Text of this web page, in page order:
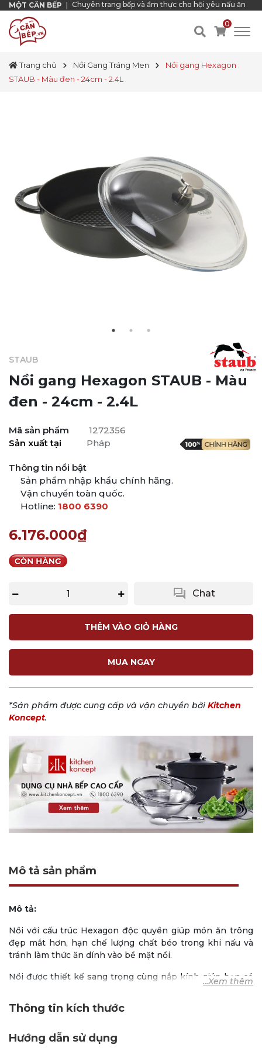
MỘT CĂN BẾP Chuyên trang bếp và ẩm thực cho hội yêu nấu ăn
0
Trang chủ Nồi Gang Tráng Men
Nồi gang Hexagon
STAUB - Màu đen - 24cm - 2.4L
STAUB
Nồi gang Hexagon STAUB - Màu
đen - 24cm - 2.4L
Mã sản phẩm
1272356
Sản xuất tại
Pháp
Thông tin nổi bật
Sản phẩm nhập khẩu chính hãng.
Vận chuyển toàn quốc.
Hotline: 1800 6390
6.176.000₫
question_answer Chat
THÊM VÀO GIỎ HÀNG
MUA NGAY
*Sản phẩm được cung cấp và vận chuyển bởi Kitchen
Koncept.
Mô tả sản phẩm
Mô tả:
Nồi với cấu trúc Hexagon độc quyền giúp món ăn trông
đẹp mắt hơn, hạn chế lượng chất béo trong khi nấu và
tránh làm thức ăn dính vào bề mặt nồi.
Nồi được thiết kế sang trọng cùng nắp kính giúp bạn có
Nắp đậy bằng kính cao cấp còn hạn chế thất thoát nhiệt,
lượng.
Thông tin kích thước
Hướng dẫn sử dụng